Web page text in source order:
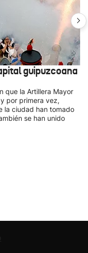
guipuzcoana
que la Artillera Mayor
por primera vez,
la ciudad han tomado
se han unido